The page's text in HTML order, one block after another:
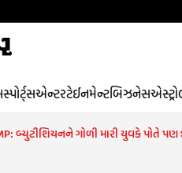
સ્પોર્ટ્સએન્ટરટેઈનમેન્ટબિઝનેસ
બ્યુટીશિયનને ગોળી મારી યુવકે પોતે પણ